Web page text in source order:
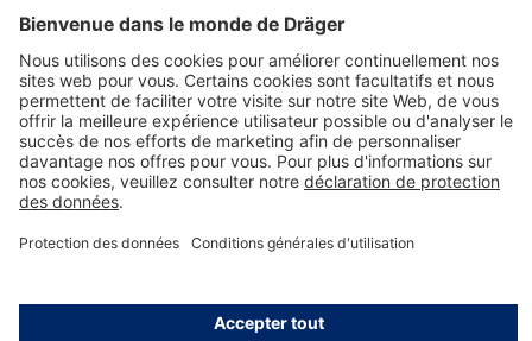
La technologie
Nous contacter
A propos de Dräger
Informations